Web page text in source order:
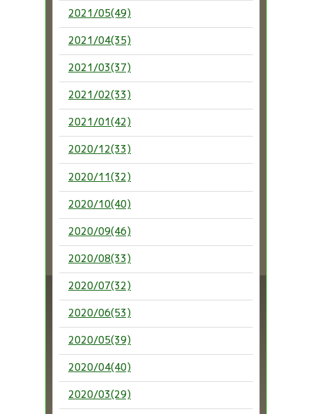
2021/05(49)
2021/04(35)
2021/03(37)
2021/02(33)
2021/01(42)
2020/12(33)
2020/11(32)
2020/10(40)
2020/09(46)
2020/08(33)
2020/07(32)
2020/06(53)
2020/05(39)
2020/04(40)
2020/03(29)